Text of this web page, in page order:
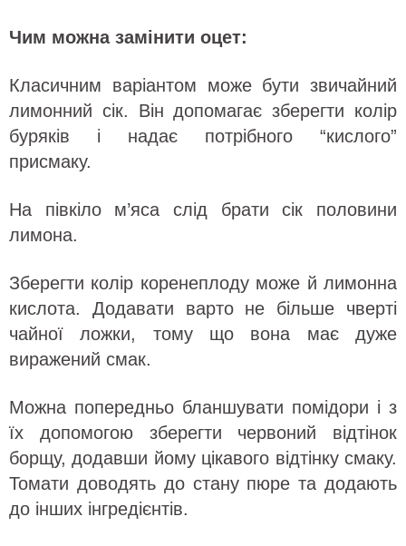
Чим можна замінити оцет:
Класичним варіантом може бути звичайний
лимонний сік. Він допомагає зберегти колір
буряків і надає потрібного “кислого”
присмаку.
На півкіло м’яса слід брати сік половини
лимона.
Зберегти колір коренеплоду може й лимонна
кислота. Додавати варто не більше чверті
чайної ложки, тому що вона має дуже
виражений смак.
Можна попередньо бланшувати помідори і з
їх допомогою зберегти червоний відтінок
борщу, додавши йому цікавого відтінку смаку.
Томати доводять до стану пюре та додають
до інших інгредієнтів.